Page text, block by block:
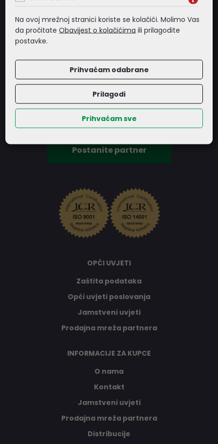
POSTANITE NAŠ PARTNER
LOST d.o.o. od samih početaka svojeg postojanja nastoji
održavati visoka načela profesionalnog rada, bilo u kvaliteti
svojih usluga, bilo u odnosu kojeg izgrađuje sa svojim
klijentima ili dobavljačima.
Postanite partner
OPĆI UVJETI
Zaštita podataka
Opći uvjeti poslovanja
Jamstveni uvjeti
Prodajna mreža partnera
INFORMACIJE ZA KUPCE
O nama
Kontakt
Jamstveni uvjeti
Prodajna mreža partnera
Distribucije
Na ovoj mrežnoj stranici koriste se kolačići. Molimo Vas
da pročitateObavijest o kolačićima ili prilagodite
postavke.
Prihvaćam odabrane
Prilagodi
Prihvaćam sve